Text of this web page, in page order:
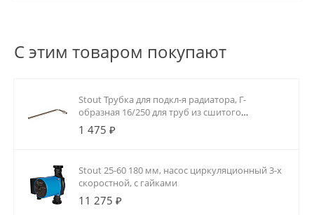
С этим товаром покупают
Stout Трубка для подкл-я радиатора, Г-
образная 16/250 для труб из сшитого
полиэтилена аксиальный
1 475 ₽
Stout 25-60 180 мм, насос циркуляционный 3-х
скоростной, с гайками
11 275 ₽